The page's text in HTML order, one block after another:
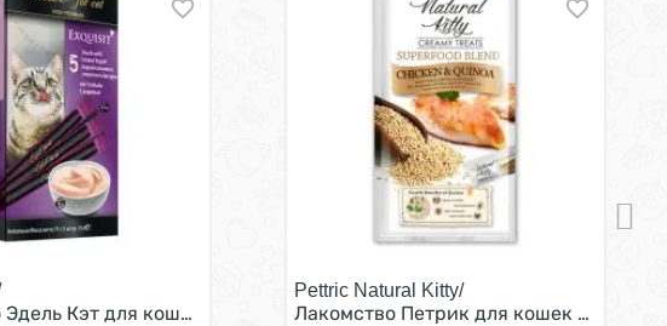
х 5шт и овощами (цена за упаковку, Россия) 15г х 5шт
Кэт для кошек Сливочный йогурт с Индейкой (цена за
Pettric Natural Kitty/
Лакомство Петрик для кошек Крем-